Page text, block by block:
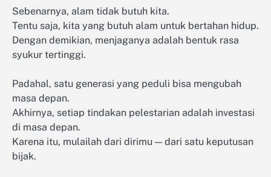
Sebenarnya, alam tidak butuh kita.
Tentu saja, kita yang butuh alam untuk bertahan hidup.
Dengan demikian, menjaganya adalah bentuk rasa
syukur tertinggi.
Padahal, satu generasi yang peduli bisa mengubah
masa depan.
Akhirnya, setiap tindakan pelestarian adalah investasi
di masa depan.
Karena itu, mulailah dari dirimu — dari satu keputusan
bijak.